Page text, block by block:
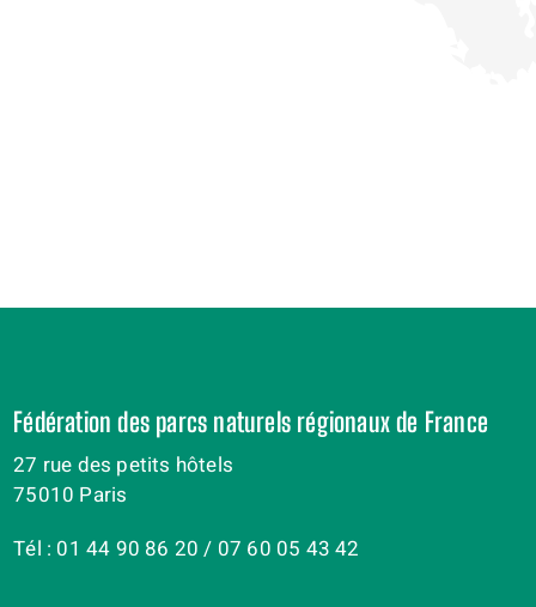
Fédération des parcs naturels régionaux de France
27 rue des petits hôtels
75010 Paris
Tél : 01 44 90 86 20 / 07 60 05 43 42